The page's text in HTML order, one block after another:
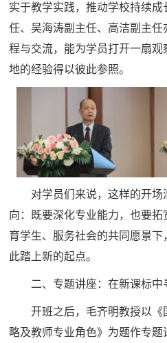
实于教学实践，推动学校持续
任、吴海涛副主任、高洁副主
程与交流，能为学员打开一扇
地的经验得以彼此参照。
对学员们来说，这样的开
向：既要深化专业能力，也要
育学生、服务社会的共同愿景
此踏上新的起点。
二、专题讲座：在新课标中
开班之后，毛齐明教授以
略及教师专业角色》为题作专